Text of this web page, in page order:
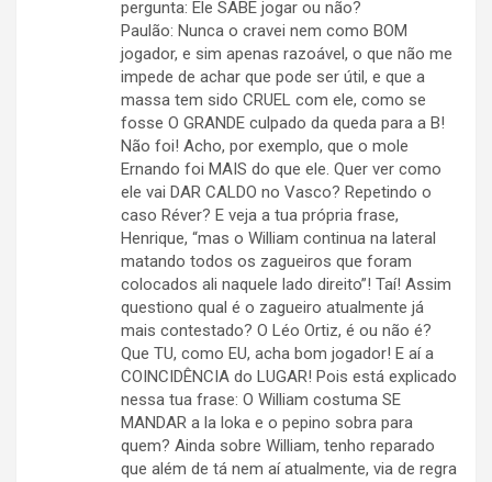
pergunta: Ele SABE jogar ou não?
Paulão: Nunca o cravei nem como BOM
jogador, e sim apenas razoável, o que não me
impede de achar que pode ser útil, e que a
massa tem sido CRUEL com ele, como se
fosse O GRANDE culpado da queda para a B!
Não foi! Acho, por exemplo, que o mole
Ernando foi MAIS do que ele. Quer ver como
ele vai DAR CALDO no Vasco? Repetindo o
caso Réver? E veja a tua própria frase,
Henrique, “mas o William continua na lateral
matando todos os zagueiros que foram
colocados ali naquele lado direito”! Taí! Assim
questiono qual é o zagueiro atualmente já
mais contestado? O Léo Ortiz, é ou não é?
Que TU, como EU, acha bom jogador! E aí a
COINCIDÊNCIA do LUGAR! Pois está explicado
nessa tua frase: O William costuma SE
MANDAR a la loka e o pepino sobra para
quem? Ainda sobre William, tenho reparado
que além de tá nem aí atualmente, via de regra